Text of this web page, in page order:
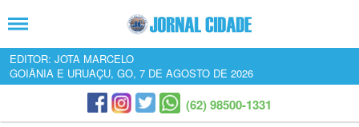
EDITOR: JOTA MARCELO
GOIÂNIA E URUAÇU, GO, 7 DE AGOSTO DE 2026
(62) 98500-1331